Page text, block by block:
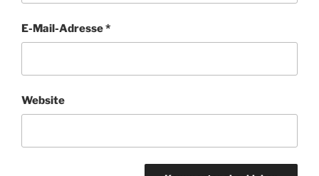
E-Mail-Adresse*
Website